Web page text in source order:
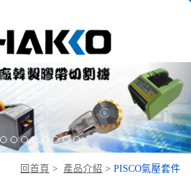
回首頁 > 產品介紹 > PISCO氣壓套件